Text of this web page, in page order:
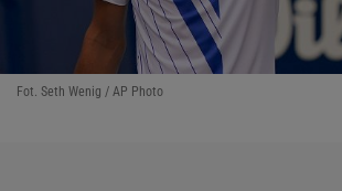
Fot. Seth Wenig / AP Photo